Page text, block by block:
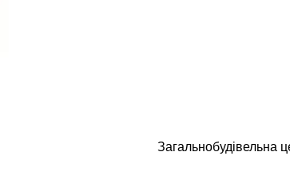
Загальнобудівельна